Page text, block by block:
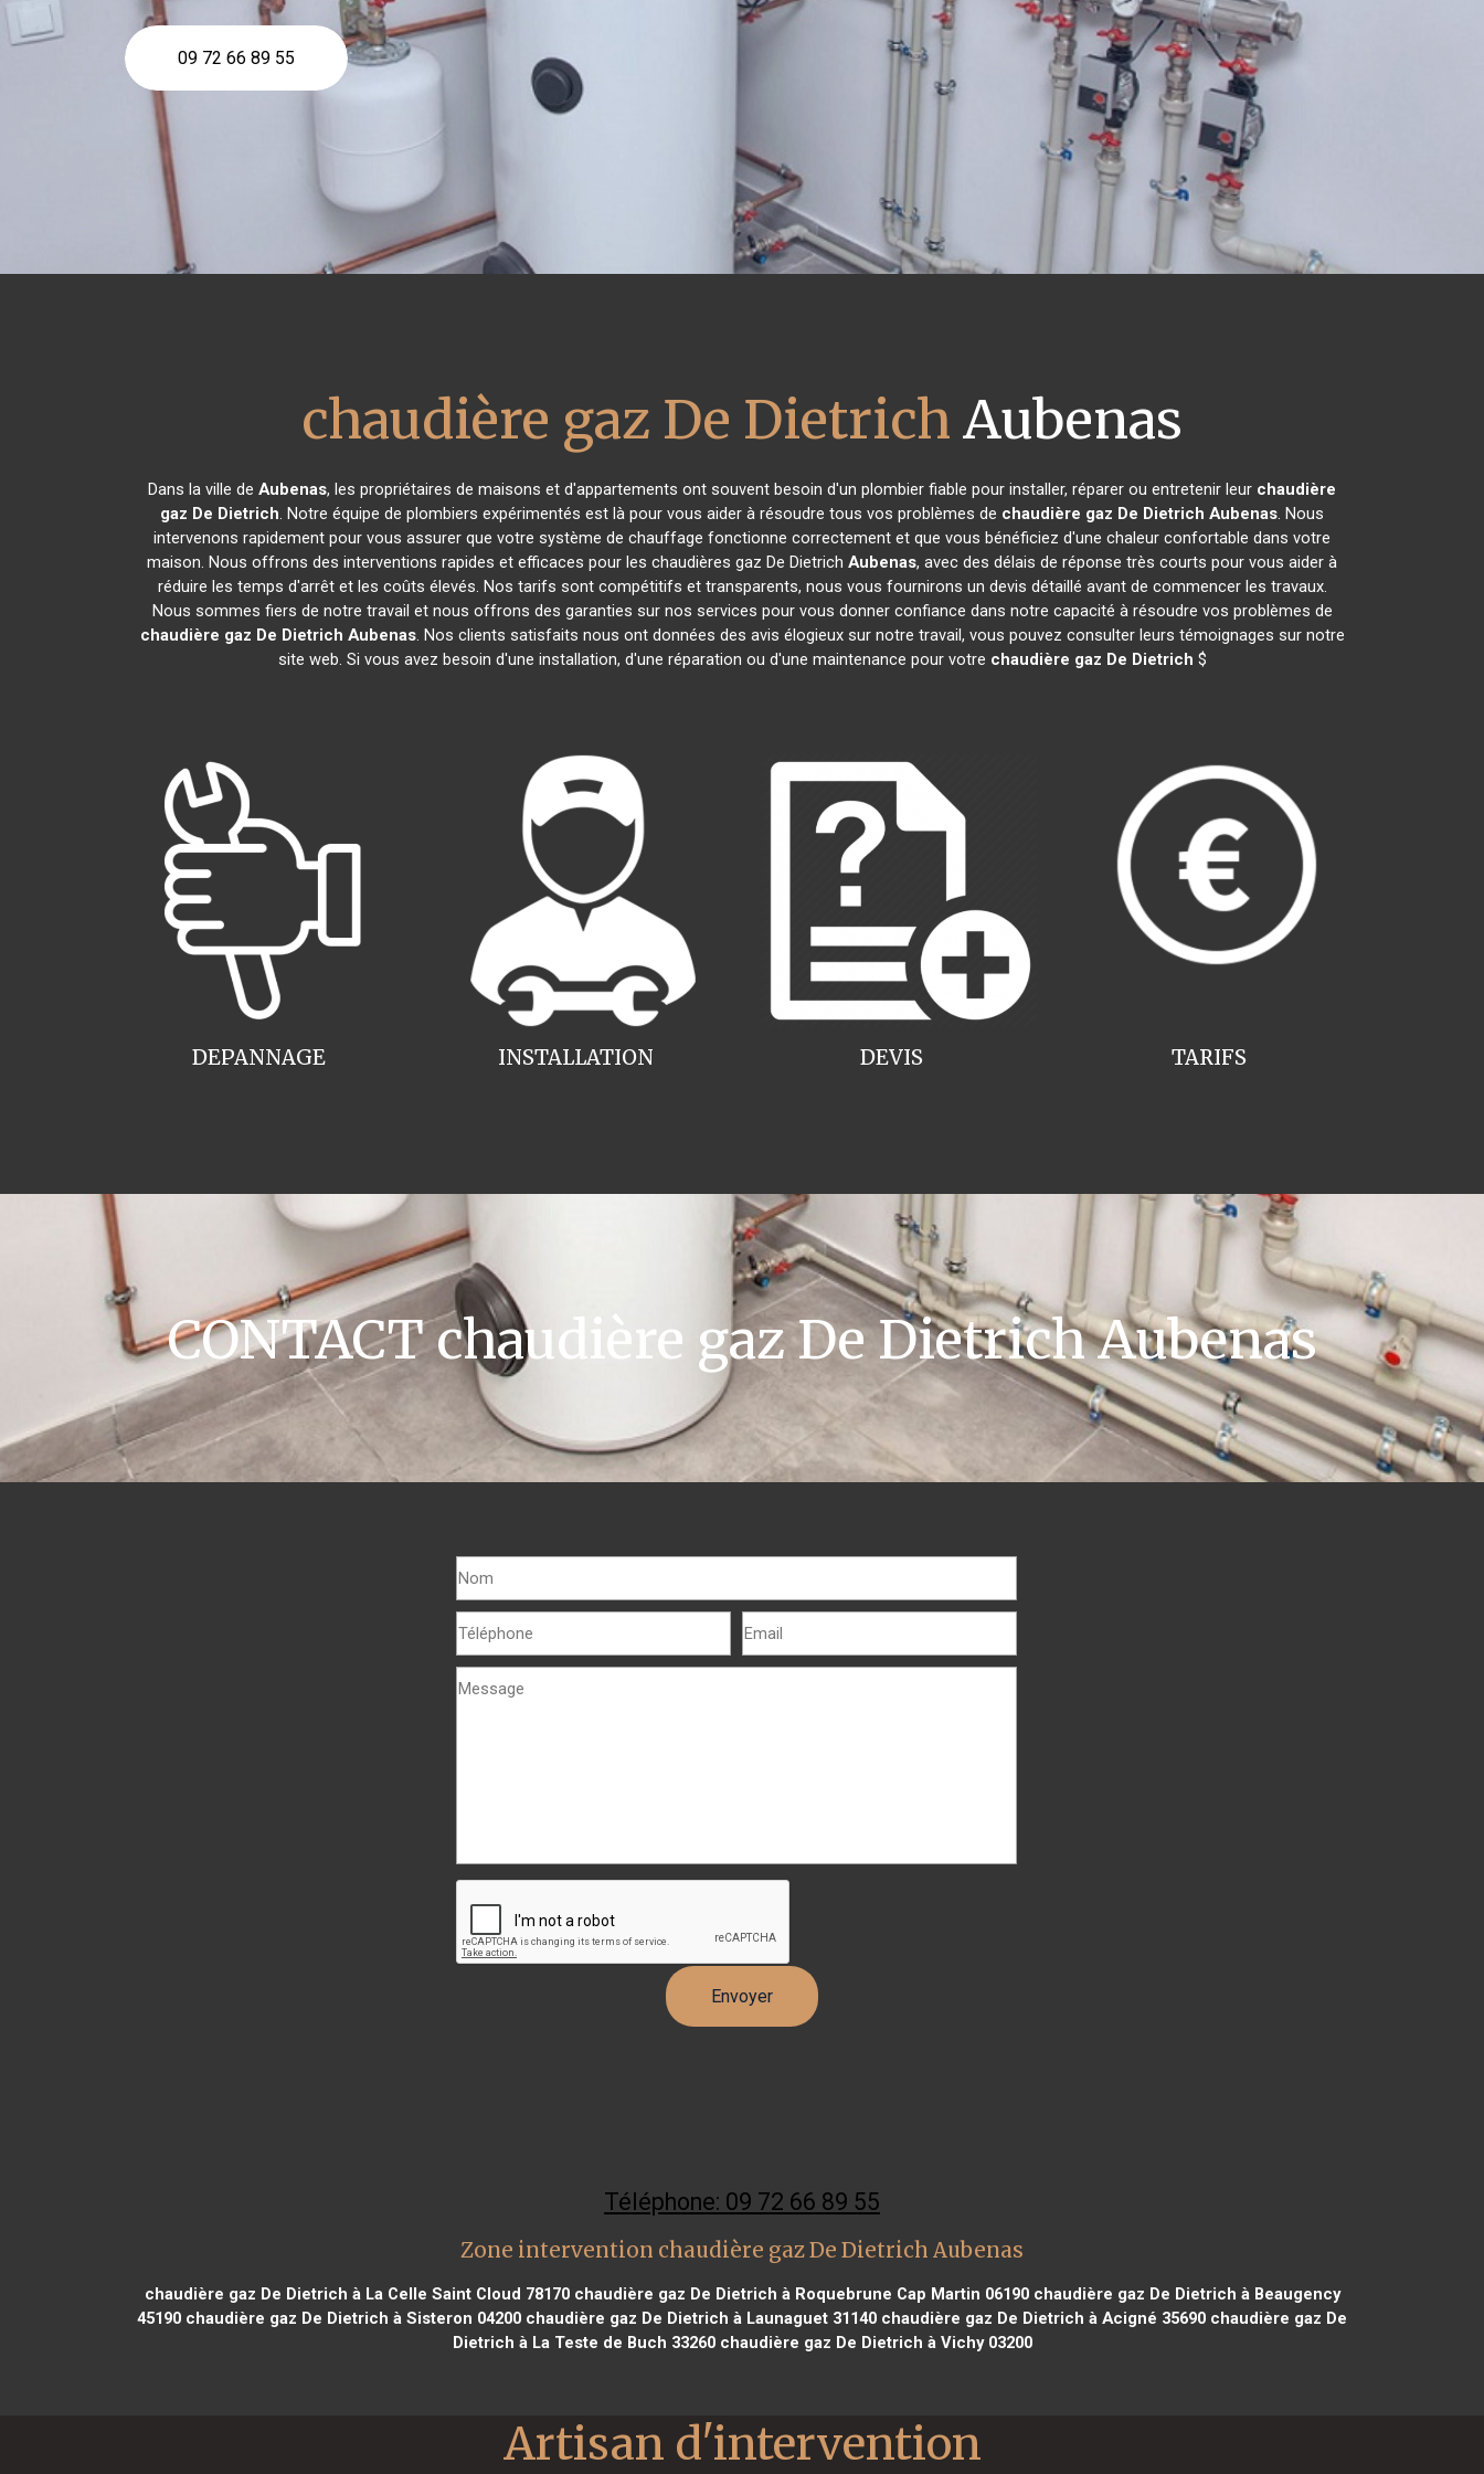
09 72 66 89 55
chaudière gaz De Dietrich Aubenas
Dans la ville de Aubenas, les propriétaires de maisons et d'appartements ont souvent besoin d'un plombier fiable pour installer, réparer ou entretenir leur chaudière
gaz De Dietrich. Notre équipe de plombiers expérimentés est là pour vous aider à résoudre tous vos problèmes de chaudière gaz De Dietrich Aubenas. Nous
intervenons rapidement pour vous assurer que votre système de chauffage fonctionne correctement et que vous bénéficiez d'une chaleur confortable dans votre
maison. Nous offrons des interventions rapides et efficaces pour les chaudières gaz De Dietrich Aubenas, avec des délais de réponse très courts pour vous aider à
réduire les temps d'arrêt et les coûts élevés. Nos tarifs sont compétitifs et transparents, nous vous fournirons un devis détaillé avant de commencer les travaux.
Nous sommes fiers de notre travail et nous offrons des garanties sur nos services pour vous donner confiance dans notre capacité à résoudre vos problèmes de
chaudière gaz De Dietrich Aubenas. Nos clients satisfaits nous ont données des avis élogieux sur notre travail, vous pouvez consulter leurs témoignages sur notre
site web. Si vous avez besoin d'une installation, d'une réparation ou d'une maintenance pour votre chaudière gaz De Dietrich $
INSTALLATION
DEPANNAGE TARIFS
DEVIS
CONTACT chaudière gaz De Dietrich Aubenas
Téléphone: 09 72 66 89 55
Zone intervention chaudière gaz De Dietrich Aubenas
chaudière gaz De Dietrich à La Celle Saint Cloud 78170chaudière gaz De Dietrich à Roquebrune Cap Martin 06190chaudière gaz De Dietrich à Beaugency
45190 chaudière gaz De Dietrich à Sisteron 04200 chaudière gaz De Dietrich à Launaguet 31140 chaudière gaz De Dietrich à Acigné 35690 chaudière gaz De
Dietrich à La Teste de Buch 33260chaudière gaz De Dietrich à Vichy 03200
Artisan d'intervention